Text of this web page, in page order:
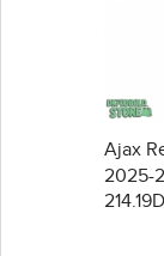
Ajax
2025-